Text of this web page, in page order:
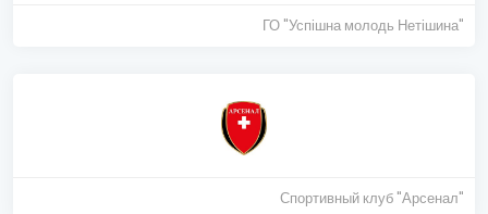
ГО "Успішна молодь Нетішина"
Спортивный клуб "Арсенал"